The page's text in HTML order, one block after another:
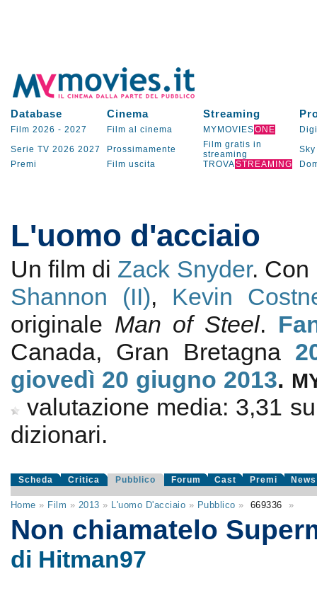
Database Cinema Streaming
Film 2026 - 2027 Film al cinema MYMOVIESONE
Serie TV 2026 2027 Prossimamente
Film gratis in
streaming
Sky
Premi
Film uscita TROVASTREAMING
L'uomo d'acciaio
Un film di Zack Snyder. Con
Shannon (II), Kevin
originale Man of Steel.
Canada, Gran Bretagna
giovedì 20 giugno 2013.
valutazione media: 3,31
dizionari.
Scheda Critica Pubblico Forum Cast Premi News
Home » Film » 2013 » L'uomo D'acciaio » Pubblico » 669336 »
Non chiamatelo
di Hitman97